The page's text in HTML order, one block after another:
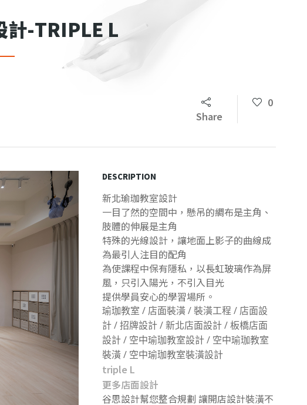
計-TRIPLE L
Share
0
DESCRIPTION
新北瑜珈教室設計
一目了然的空間中，懸吊的綢布是主角、
肢體的伸展是主角
特殊的光線設計，讓地面上影子的曲線成
為最引人注目的配角
為使課程中保有隱私，以長虹玻璃作為屏
風，只引入陽光，不引入目光
提供學員安心的學習場所。
瑜珈教室 / 店面裝潢 / 裝潢工程 / 店面設
計 / 招牌設計 / 新北店面設計 / 板橋店面
設計 / 空中瑜珈教室設計 / 空中瑜珈教室
裝潢 / 空中瑜珈教室裝潢設計
triple L
更多店面設計
谷思設計幫您整合規劃 讓開店設計裝潢不